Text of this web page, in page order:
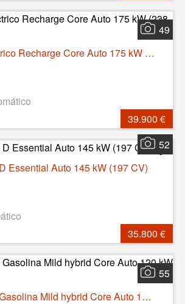
49
Volvo C40 Eléctrico Recharge Core Auto 175 kW (238 CV)
39.900 €
52
Essential Auto 145 kW (197 CV)
35.800 €
55
Volvo XC40 B3 Gasolina Mild hybrid Core Auto 120 kW (163 CV)